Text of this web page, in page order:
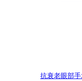
抗衰老眼部